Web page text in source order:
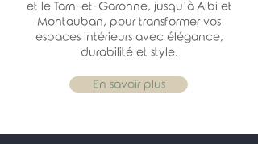
et le Tarn-et-Garonne, jusqu’à Albi et
Montauban, pour transformer vos
espaces intérieurs avec élégance,
durabilité et style.
En savoir plus